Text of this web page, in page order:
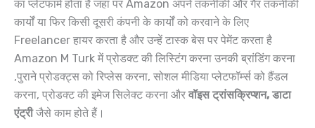
का प्लेटफार्म होता है जहां पर Amazon अपने तकनीकी और गैर तकनीकी
कार्यों या फिर किसी दूसरी कंपनी के कार्यों को करवाने के लिए
Freelancer हायर करता है और उन्हें टास्क बेस पर पेमेंट करता है
Amazon M Turk में प्रोडक्ट की लिस्टिंग करना उनकी ब्रांडिंग करना
,पुराने प्रोडक्ट्स को रिप्लेस करना, सोशल मीडिया प्लेटफॉर्म्स को हैंडल
करना, प्रोडक्ट की इमेज सिलेक्ट करना और वॉइस ट्रांसक्रिप्शन, डाटा
एंट्रीजैसे काम होते हैं।